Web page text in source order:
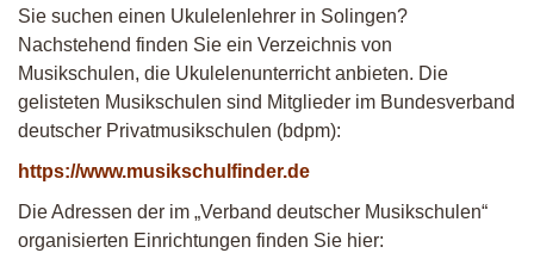
Sie suchen einen Ukulelenlehrer in Solingen?
Nachstehend finden Sie ein Verzeichnis von
Musikschulen, die Ukulelenunterricht anbieten. Die
gelisteten Musikschulen sind Mitglieder im Bundesverband
deutscher Privatmusikschulen (bdpm):
https://www.musikschulfinder.de
Die Adressen der im „Verband deutscher Musikschulen“
organisierten Einrichtungen finden Sie hier: